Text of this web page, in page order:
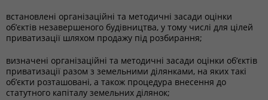
встановлені організаційні та методичні засади оцінки
об’єктів незавершеного будівництва, у тому числі для цілей
приватизації шляхом продажу під розбирання;
визначені організаційні та методичні засади оцінки об’єктів
приватизації разом з земельними ділянками, на яких такі
об’єкти розташовані, а також процедура внесення до
статутного капіталу земельних ділянок;